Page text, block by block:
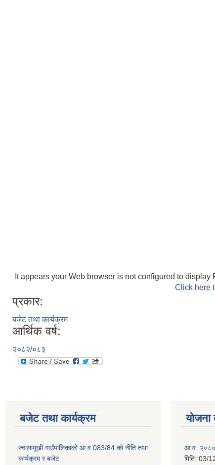
It appears your Web browser is not configured to display
Click here
प्रकार:
बजेट तथा कार्यक्रम
आर्थिक वर्ष:
२०८२/०८३
बजेट तथा कार्यक्रम
ज्वालामूखी गाउँपालिकाको आ.व.083/84 को नीति तथा
कार्यक्रम र बजेट
योजना
आ.व.
मिति: 03/